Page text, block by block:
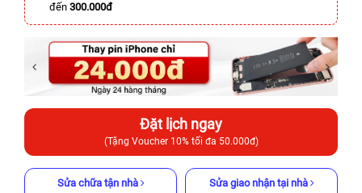
đến 300.000đ
Đặt lịch ngay
(Tặng Voucher 10% tối đa 50.000đ)
Sửa chữa tận nhà Sửa giao nhận tại nhà